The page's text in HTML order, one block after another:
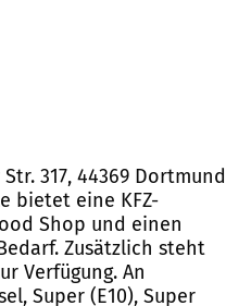
317, 44369 Dortmund
bietet eine KFZ-
Shop und einen
Zusätzlich steht
Verfügung. An
Super (E10), Super